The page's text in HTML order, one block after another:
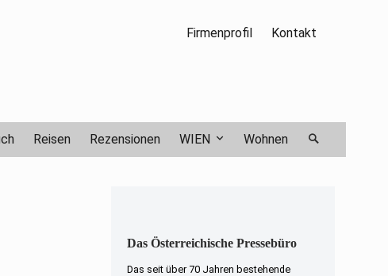
Firmenprofil Kontakt
Reisen Rezensionen WIEN Wohnen
Das Österreichische Pressebüro
Das seit über 70 Jahren bestehende